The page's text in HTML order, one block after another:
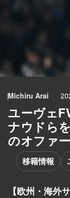
Michiru Arai
ユーヴェ
ナウドら
のオファ
移籍情報
【欧州・海外